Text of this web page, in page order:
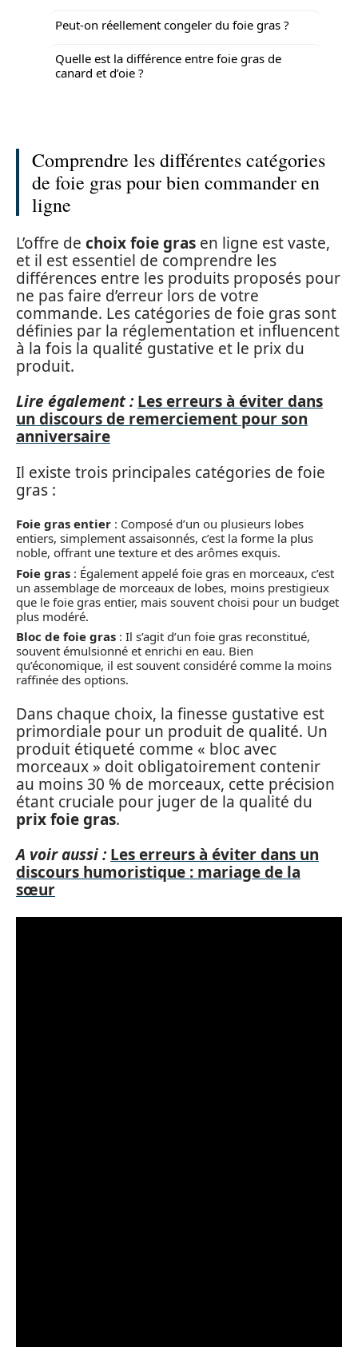
Peut-on réellement congeler du foie gras ?
Quelle est la différence entre foie gras de
canard et d’oie ?
Comprendre les différentes catégories
de foie gras pour bien commander en
ligne
L’offre de choix foie gras en ligne est vaste,
et il est essentiel de comprendre les
différences entre les produits proposés pour
ne pas faire d’erreur lors de votre
commande. Les catégories de foie gras sont
définies par la réglementation et influencent
à la fois la qualité gustative et le prix du
produit.
Lire également : Les erreurs à éviter dans
un discours de remerciement pour son
anniversaire
Il existe trois principales catégories de foie
gras :
Foie gras entier : Composé d’un ou plusieurs lobes
entiers, simplement assaisonnés, c’est la forme la plus
noble, offrant une texture et des arômes exquis.
Foie gras : Également appelé foie gras en morceaux, c’est
un assemblage de morceaux de lobes, moins prestigieux
que le foie gras entier, mais souvent choisi pour un budget
plus modéré.
Bloc de foie gras : Il s’agit d’un foie gras reconstitué,
souvent émulsionné et enrichi en eau. Bien
qu’économique, il est souvent considéré comme la moins
raffinée des options.
Dans chaque choix, la finesse gustative est
primordiale pour un produit de qualité. Un
produit étiqueté comme « bloc avec
morceaux » doit obligatoirement contenir
au moins 30 % de morceaux, cette précision
étant cruciale pour juger de la qualité du
prix foie gras.
A voir aussi : Les erreurs à éviter dans un
discours humoristique : mariage de la
sœur